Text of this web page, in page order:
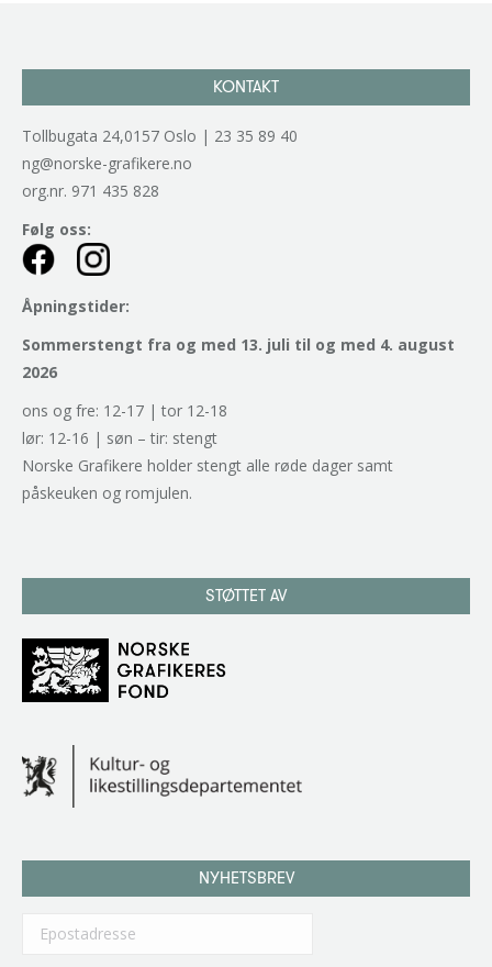
KONTAKT
Tollbugata 24,0157 Oslo | 23 35 89 40
ng@norske-grafikere.no
org.nr. 971 435 828
Følg oss:
Åpningstider:
Sommerstengt fra og med 13. juli til og med 4. august
2026
ons og fre: 12-17 | tor 12-18
lør: 12-16 | søn – tir: stengt
Norske Grafikere holder stengt alle røde dager samt
påskeuken og romjulen.
STØTTET AV
NYHETSBREV